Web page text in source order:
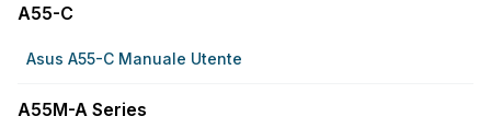
A55-C
Asus A55-C Manuale Utente
A55M-A Series